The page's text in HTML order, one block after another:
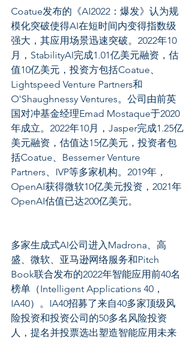
Coatue发布的《AI2022：爆发》认为规
模化突破使得AI在短时间内变得指数级
强大，其应用场景迅速突破。2022年10
月，StabilityAI完成1.01亿美元融资，估
值10亿美元，投资方包括Coatue、
Lightspeed Venture Partners和
O'Shaughnessy Ventures。公司由前英
国对冲基金经理Emad Mostaque于2020
年成立。2022年10月，Jasper完成1.25亿
美元融资，估值达15亿美元，投资者包
括Coatue、Bessemer Venture
Partners、IVP等多家机构。2019年，
OpenAI获得微软10亿美元投资，2021年
OpenAI估值已达200亿美元。
多家生成式AI公司进入Madrona、高
盛、微软、亚马逊网络服务和Pitch
Book联合发布的2022年智能应用前40名
榜单（Intelligent Applications 40，
IA40）。IA40招募了来自40多家顶级风
险投资和投资公司的50多名风险投资
人，提名并投票选出塑造智能应用未来